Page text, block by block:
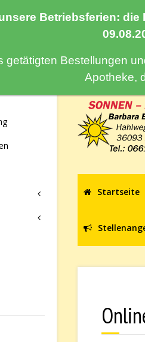
Betriebsferien:
getätigten Bestellungen
Apotheke,
Startseite